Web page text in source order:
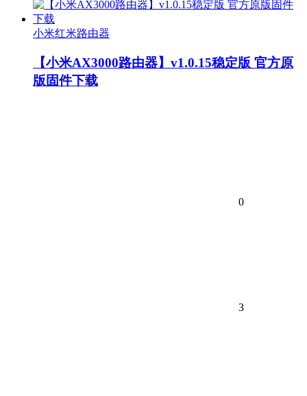
小米红米路由器
【小米AX3000路由器】v1.0.15稳定版 官方原
版固件下载
0
3